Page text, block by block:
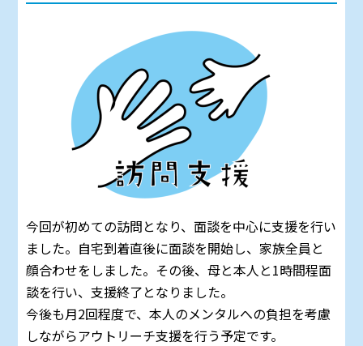
今回が初めての訪問となり、面談を中心に支援を行い
ました。自宅到着直後に面談を開始し、家族全員と
顔合わせをしました。その後、母と本人と1時間程面
談を行い、支援終了となりました。
今後も月2回程度で、本人のメンタルへの負担を考慮
しながらアウトリーチ支援を行う予定です。